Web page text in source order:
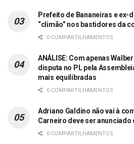
Prefeito de Bananeiras e
“climão” nos bastidores da
0 COMPARTILHAMENTOS
ANÁLISE: Com apenas
disputa no PL pela
mais equilibradas
0 COMPARTILHAMENTOS
Adriano Galdino não vai à
Carneiro deve ser anunciado
0 COMPARTILHAMENTOS